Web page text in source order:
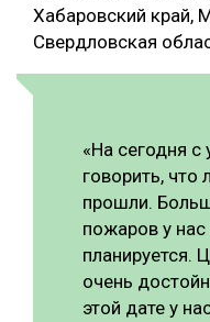
СОРТИРОВКА ДРЕВЕСИНЫ
СУШКА ДРЕВЕСИНЫ
Хабаровский край,
Свердловская
«На сегодня
говорить,
прошли.
пожаров у
планируется.
очень
этой дате у